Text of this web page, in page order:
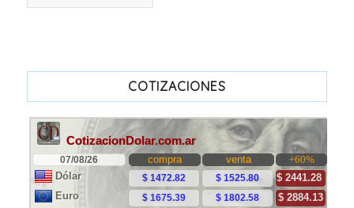
COTIZACIONES